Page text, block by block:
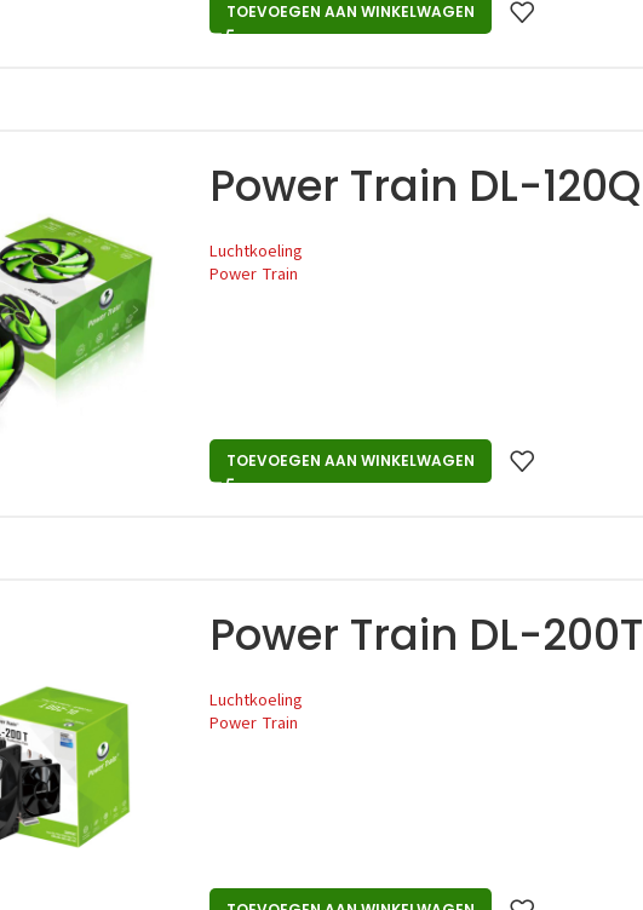
TOEVOEGEN AAN WINKELWAGEN
Power Train DL-120Q
Luchtkoeling
Power Train
TOEVOEGEN AAN WINKELWAGEN
Power Train DL-200T
Luchtkoeling
Power Train